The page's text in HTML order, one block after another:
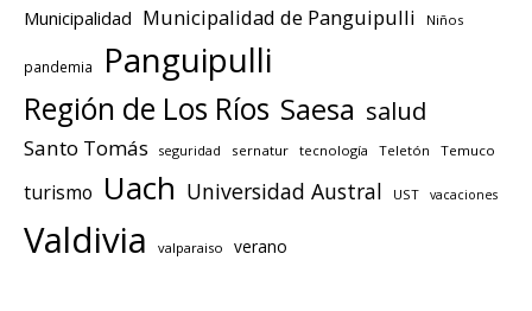
Municipalidad Municipalidad de Panguipulli Niños
pandemia Panguipulli
Región de Los Ríos Saesa salud
Santo Tomás seguridad sernatur tecnología Teletón Temuco
turismo Uach Universidad Austral UST vacaciones
Valdivia valparaiso verano